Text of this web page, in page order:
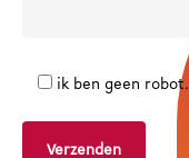
ik ben geen robot.